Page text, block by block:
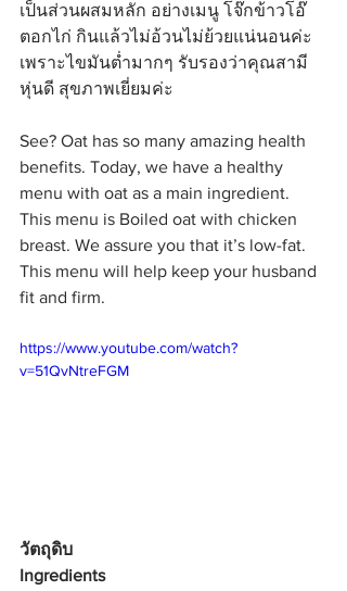
เป็นส่วนผสมหลัก อย่างเมนู โจ๊กข้าวโอ๊
ตอกไก่ กินแล้วไม่อ้วนไม่ย้วยแน่นอนค่ะ
เพราะไขมันต่ำมากๆ รับรองว่าคุณสามี
หุ่นดี สุขภาพเยี่ยมค่ะ
See? Oat has so many amazing health
benefits. Today, we have a healthy
menu with oat as a main ingredient.
This menu is Boiled oat with chicken
breast. We assure you that it’s low-fat.
This menu will help keep your husband
fit and firm.
https://www.youtube.com/watch?
v=51QvNtreFGM
วัตถุดิบ
Ingredients